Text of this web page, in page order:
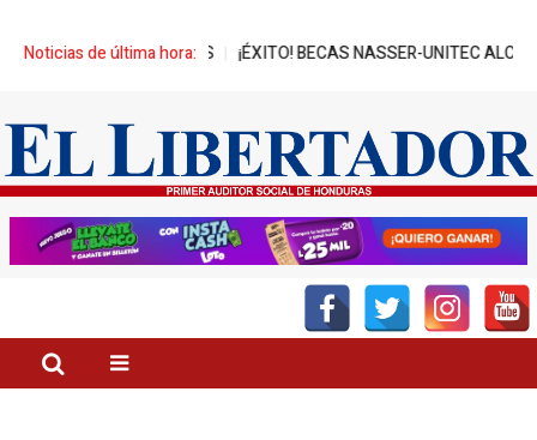
Noticias de última hora:
¡ÉXITO! BECAS NASSER-UNITEC ALCANZA MIL JÓVENES